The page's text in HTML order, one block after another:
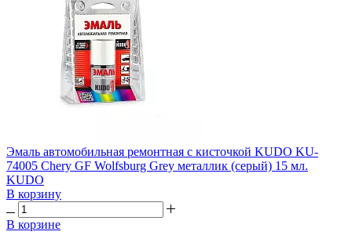
Эмаль автомобильная ремонтная с кисточкой KUDO KU-
74005 Chery GF Wolfsburg Grey металлик (серый) 15 мл.
KUDO
В корзину
В корзине